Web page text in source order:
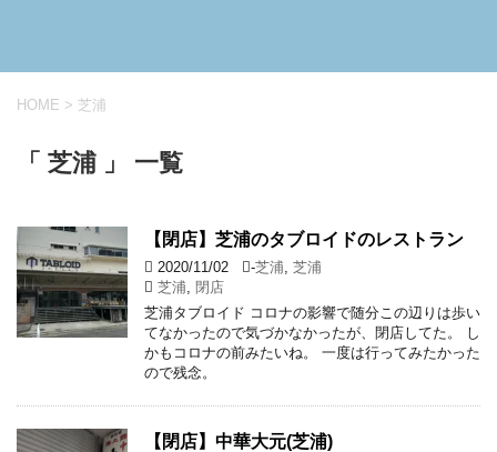
HOME > 芝浦
「 芝浦 」 一覧
【閉店】芝浦のタブロイドのレストラン
2020/11/02 -芝浦 芝浦
芝浦
閉店
芝浦タブロイド コロナの影響で随分この辺りは歩い
てなかったので気づかなかったが、閉店してた。 し
かもコロナの前みたいね。 一度は行ってみたかった
ので残念。
【閉店】中華大元(芝浦)